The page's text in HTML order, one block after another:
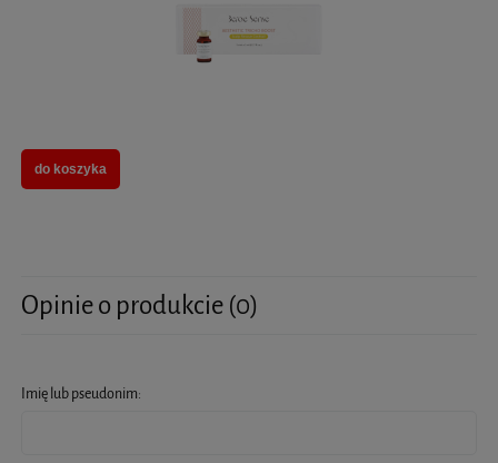
do koszyka
Opinie o produkcie (0)
Imię lub pseudonim: